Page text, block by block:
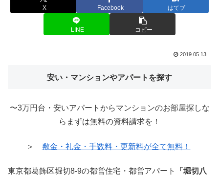
X Facebook はてブ
LINE コピー
2019.05.13
安い・マンションやアパートを探す
〜3万円台・安いアパートからマンションのお部屋探しな
らまずは無料の資料請求を！
＞ 敷金・礼金・手数料・更新料が全て無料！
東京都葛飾区堀切8-9の都営住宅・都営アパート
「堀切八